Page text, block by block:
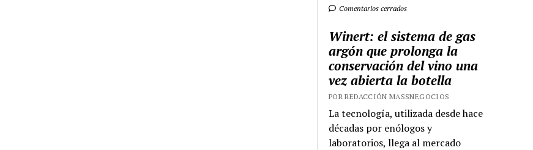
Comentarios cerrados
Winert: el sistema de gas
argón que prolonga la
conservación del vino una
vez abierta la botella
POR REDACCIÓN MASSNEGOCIOS
La tecnología, utilizada desde hace
décadas por enólogos y
laboratorios, llega al mercado